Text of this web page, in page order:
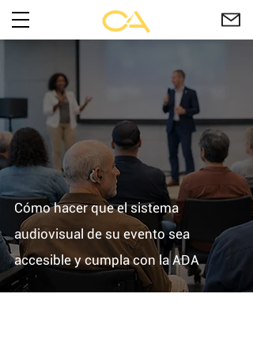
Cómo hacer que el sistema
audiovisual de su evento sea
accesible y cumpla con la ADA